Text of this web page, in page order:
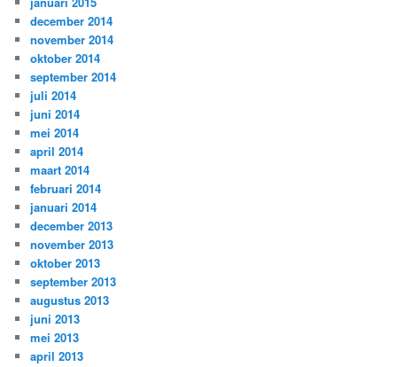
december 2014
november 2014
oktober 2014
september 2014
juli 2014
juni 2014
mei 2014
april 2014
maart 2014
februari 2014
januari 2014
december 2013
november 2013
oktober 2013
september 2013
augustus 2013
juni 2013
mei 2013
april 2013